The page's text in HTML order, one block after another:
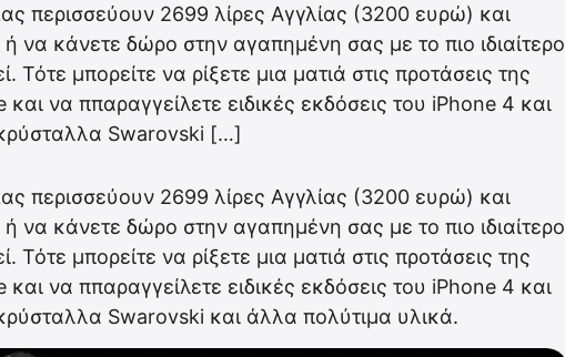
περισσεύουν 2699 λίρες Αγγλίας (3200 ευρώ) και
να κάνετε δώρο στην αγαπημένη σας με το πιο ιδιαίτερο
μπορείτε να ρίξετε μια ματιά στις προτάσεις της
και να ππαραγγείλετε ειδικές εκδόσεις του iPhone 4 και
Swarovski […]
περισσεύουν 2699 λίρες Αγγλίας (3200 ευρώ) και
να κάνετε δώρο στην αγαπημένη σας με το πιο ιδιαίτερο
Τότε μπορείτε να ρίξετε μια ματιά στις προτάσεις της
και να ππαραγγείλετε ειδικές εκδόσεις του iPhone 4 και
Swarovski και άλλα πολύτιμα υλικά.